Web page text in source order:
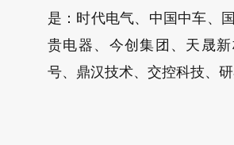
是：时代电气、中国中车、
贵电器、今创集团、天晟
号、鼎汉技术、交控科技、研